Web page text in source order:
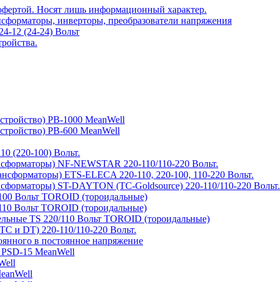
Носят лишь информационный характер.
инверторы, преобразователи напряжения
12 (24-24) Вольт
PB-1000 MeanWell
PB-600 MeanWell
(220-100) Вольт.
NF-NEWSTAR 220-110/110-220 Вольт.
ETS-ELECA 220-110, 220-100, 110-220 Вольт.
ST-DAYTON (TC-Goldsource) 220-110/110-220 Вольт.
Вольт TOROID (тороидальные)
Вольт TOROID (тороидальные)
TS 220/110 Вольт TOROID (тороидальные)
и DT) 220-110/110-220 Вольт.
в постоянное напряжение
PSD-15 MeanWell